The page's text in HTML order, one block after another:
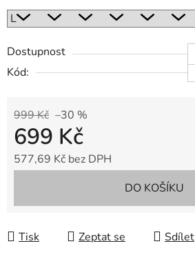
Dostupnost
Kód:
999 Kč –30 %
699 Kč
577,69 Kč bez DPH
DO KOŠÍKU
Tisk Zeptat se Sdílet